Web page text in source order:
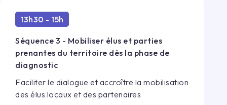
13h30 - 15h
Séquence 3 - Mobiliser élus et parties
prenantes du territoire dès la phase de
diagnostic
Faciliter le dialogue et accroître la mobilisation
des élus locaux et des partenaires